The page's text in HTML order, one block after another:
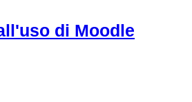
di Moodle